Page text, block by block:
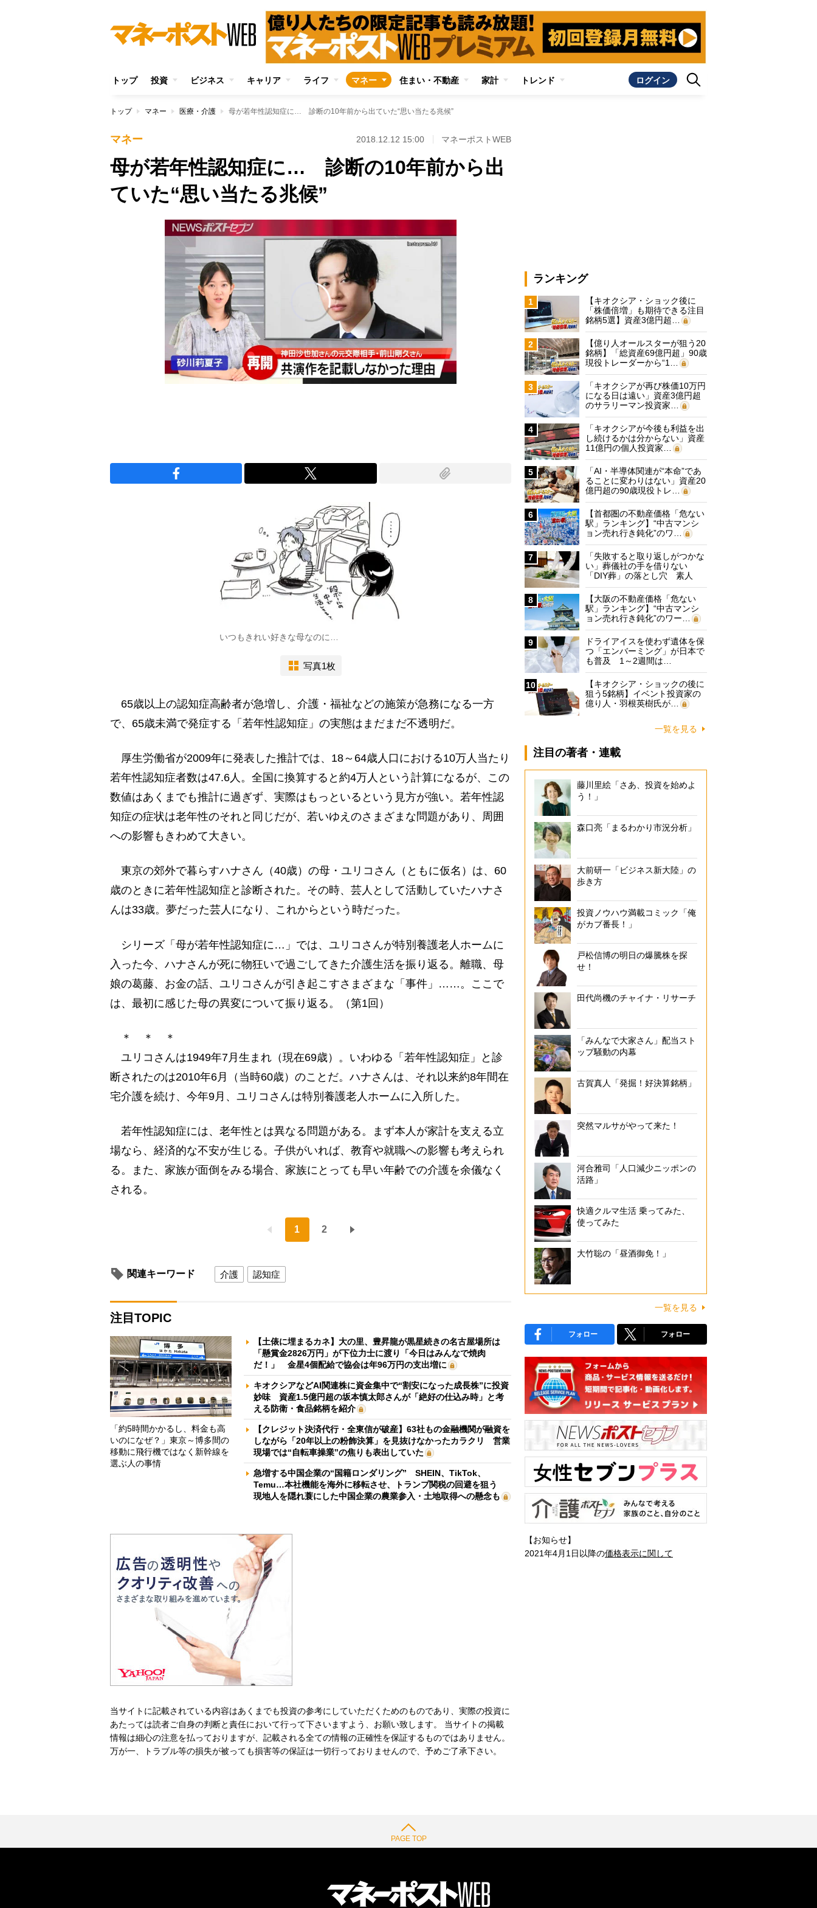
トップ 投資 ビジネス キャリア ライフ マネー 住まい・不動産 家計 トレンド ログイン
トップ マネー 医療・介護 母が若年性認知症に… 診断の10年前から出ていた“思い当たる兆候”
マネー 2018.12.12 15:00 マネーポストWEB
母が若年性認知症に… 診断の10年前から出
ていた“思い当たる兆候”
いつもきれい好きな母なのに…
写真1枚
65歳以上の認知症高齢者が急増し、介護・福祉などの施策が急務になる一方
で、65歳未満で発症する「若年性認知症」の実態はまだまだ不透明だ。
厚生労働省が2009年に発表した推計では、18～64歳人口における10万人当たり
若年性認知症者数は47.6人。全国に換算すると約4万人という計算になるが、この
数値はあくまでも推計に過ぎず、実際はもっといるという見方が強い。若年性認
知症の症状は老年性のそれと同じだが、若いゆえのさまざまな問題があり、周囲
への影響もきわめて大きい。
東京の郊外で暮らすハナさん（40歳）の母・ユリコさん（ともに仮名）は、60
歳のときに若年性認知症と診断された。その時、芸人として活動していたハナさ
んは33歳。夢だった芸人になり、これからという時だった。
シリーズ「母が若年性認知症に…」では、ユリコさんが特別養護老人ホームに
入った今、ハナさんが死に物狂いで過ごしてきた介護生活を振り返る。離職、母
娘の葛藤、お金の話、ユリコさんが引き起こすさまざまな「事件」……。ここで
は、最初に感じた母の異変について振り返る。（第1回）
＊ ＊ ＊
ユリコさんは1949年7月生まれ（現在69歳）。いわゆる「若年性認知症」と診
断されたのは2010年6月（当時60歳）のことだ。ハナさんは、それ以来約8年間在
宅介護を続け、今年9月、ユリコさんは特別養護老人ホームに入所した。
若年性認知症には、老年性とは異なる問題がある。まず本人が家計を支える立
場なら、経済的な不安が生じる。子供がいれば、教育や就職への影響も考えられ
る。また、家族が面倒をみる場合、家族にとっても早い年齢での介護を余儀なく
される。
1 2
関連キーワード 介護 認知症
注目TOPIC
「約5時間かかるし、料金も高
いのになぜ？」東京～博多間の
移動に飛行機ではなく新幹線を
選ぶ人の事情
【土俵に埋まるカネ】大の里、豊昇龍が黒星続きの名古屋場所は
「懸賞金2826万円」が下位力士に渡り「今日はみんなで焼肉
だ！」 金星4個配給で協会は年96万円の支出増に
キオクシアなどAI関連株に資金集中で“割安になった成長株”に投資
妙味 資産1.5億円超の坂本慎太郎さんが「絶好の仕込み時」と考
える防衛・食品銘柄を紹介
【クレジット決済代行・全東信が破産】63社もの金融機関が融資を
しながら「20年以上の粉飾決算」を見抜けなかったカラクリ 営業
現場では“自転車操業”の焦りも表出していた
急増する中国企業の“国籍ロンダリング” SHEIN、TikTok、
Temu…本社機能を海外に移転させ、トランプ関税の回避を狙う
現地人を隠れ蓑にした中国企業の農業参入・土地取得への懸念も
当サイトに記載されている内容はあくまでも投資の参考にしていただくためのものであり、実際の投資に
あたっては読者ご自身の判断と責任において行って下さいますよう、お願い致します。 当サイトの掲載
情報は細心の注意を払っておりますが、記載される全ての情報の正確性を保証するものではありません。
万が一、トラブル等の損失が被っても損害等の保証は一切行っておりませんので、予めご了承下さい。
ランキング
1
【キオクシア・ショック後に
「株価倍増」も期待できる注目
銘柄5選】資産3億円超…
2
【億り人オールスターが狙う20
銘柄】「総資産69億円超」90歳
現役トレーダーから“1…
3
「キオクシアが再び株価10万円
になる日は遠い」資産3億円超
のサラリーマン投資家…
4
「キオクシアが今後も利益を出
し続けるかは分からない」資産
11億円の個人投資家…
5
「AI・半導体関連が“本命”であ
ることに変わりはない」資産20
億円超の90歳現役トレ…
6
【首都圏の不動産価格「危ない
駅」ランキング】“中古マンシ
ョン売れ行き鈍化”のワ…
7
「失敗すると取り返しがつかな
い」葬儀社の手を借りない
「DIY葬」の落とし穴 素人
に…
8
【大阪の不動産価格「危ない
駅」ランキング】“中古マンシ
ョン売れ行き鈍化”のワー…
9
ドライアイスを使わず遺体を保
つ「エンバーミング」が日本で
も普及 1～2週間は…
10
【キオクシア・ショックの後に
狙う5銘柄】イベント投資家の
億り人・羽根英樹氏が…
一覧を見る
注目の著者・連載
藤川里絵「さあ、投資を始めよ
う！」
森口亮「まるわかり市況分析」
大前研一「ビジネス新大陸」の
歩き方
投資ノウハウ満載コミック「俺
がカブ番長！」
戸松信博の明日の爆騰株を探
せ！
田代尚機のチャイナ・リサーチ
「みんなで大家さん」配当スト
ップ騒動の内幕
古賀真人「発掘！好決算銘柄」
突然マルサがやって来た！
河合雅司「人口減少ニッポンの
活路」
快適クルマ生活 乗ってみた、
使ってみた
大竹聡の「昼酒御免！」
一覧を見る
フォロー フォロー
【お知らせ】
2021年4月1日以降の価格表示に関して
PAGE TOP